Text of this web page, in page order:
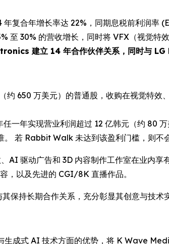
复合年增长率达 22%，同期息税前利润率
至 30% 的营收增长，同时将 VFX（视觉特
建立 14 年合作伙伴关系，同时与
约 650 万美元）的普通股，收购在视觉特
一年实现营业利润超过 12 亿韩元（约 80
若 Rabbit Walk 未达到该盈利门槛，则不
AI 驱动广告和 3D 内容制作工作室在业内
，以及先进的 CGI/8K 直播作品。
保持长期合作关系，充分彰显其创意与技术实
生成式 AI 技术方面的优势，将 K Wave